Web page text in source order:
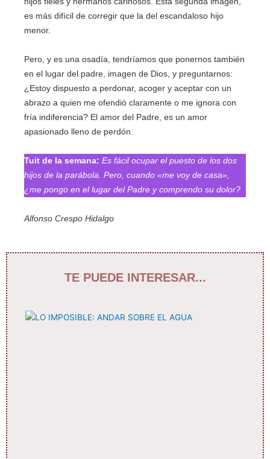
es más difícil de corregir que la del escandaloso hijo
menor.
Pero, y es una osadía, tendríamos que ponernos también
en el lugar del padre, imagen de Dios, y preguntarnos:
¿Estoy dispuesto a perdonar, acoger y aceptar con un
abrazo a quien me ofendió claramente o me ignora con
fría indiferencia? El amor del Padre, es un amor
apasionado lleno de perdón.
Tuit de la semana: Es fácil ocupar el puesto de los dos
hijos de la parábola. Pero, cuando «me voy de casa»,
¿me pongo en el lugar del Padre y comprendo su dolor?
Alfonso Crespo Hidalgo
TE PUEDE INTERESAR...